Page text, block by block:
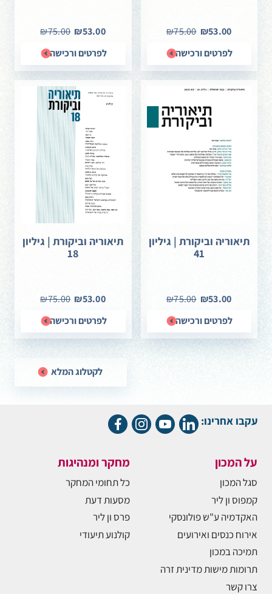
₪53.00
₪75.00
לפרטים ורכישה
₪53.00
₪75.00
לפרטים ורכישה
תיאוריה וביקורת | גיליון
41
₪53.00
₪75.00
לפרטים ורכישה
תיאוריה וביקורת | גיליון
18
₪53.00
₪75.00
לפרטים ורכישה
לקטלוג המלא
עקבו אחרינו:
על המכון
סגל המכון
קמפוס ון ליר
האקדמיה ע"ש פולונסקי
אירוח כנסים ואירועים
תמיכה במכון
תרומות מישות מדינית זרה
צרו קשר
מחקר ומנהיגות
כל תחומי המחקר
מסעות דעת
פרס ון ליר
קולנוע תיעודי